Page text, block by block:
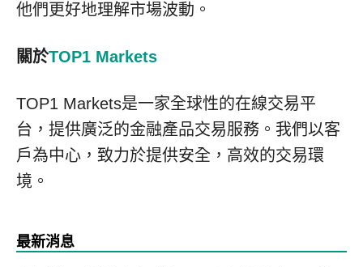
他們更好地理解市場波動。
關於TOP1 Markets
TOP1 Markets是一家全球性的在線交易平
台，提供廣泛的金融產品交易服務。我們以客
戶為中心，致力於提供安全，高效的交易環
境。
最新消息